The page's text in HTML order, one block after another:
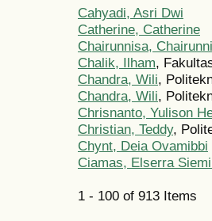
Cahyadi, Asri Dwi
Catherine, Catherine
Chairunnisa,
Chalik, Ilham,
Chandra, Wili,
Chandra, Wili,
Chrisnanto, Yulison
Christian, Teddy,
Chynt, Deia Ovamibbi
Ciamas, Elserra
1 - 100 of 913 Items